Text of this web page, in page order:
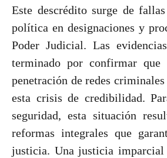
Este descrédito surge de
política en designaciones y
Poder Judicial. Las
terminado por confirmar
penetración de redes
esta crisis de credibilidad.
seguridad, esta situación
reformas integrales que
justicia. Una justicia imparcial